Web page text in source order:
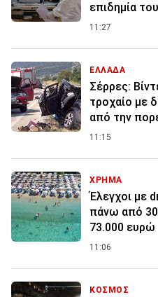
επιδημία
11:27
ΕΛΛΑΔΑ
Σέρρες:
τροχαίο με
από την
11:15
ΧΡΗΜΑ
Έλεγχοι με
πάνω από
73.000 ευρώ
11:06
ΚΟΣΜΟΣ